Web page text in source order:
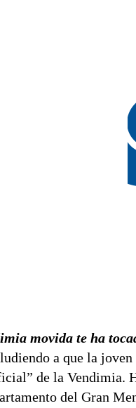
movida te ha
a que la
de la Vendimia.
del Gran